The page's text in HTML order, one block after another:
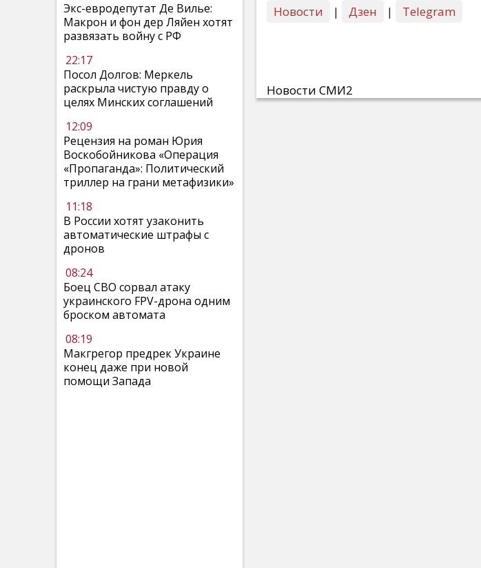
Экс-евродепутат Де Вилье:
Макрон и фон дер Ляйен хотят
развязать войну с РФ
22:17
Посол Долгов: Меркель
раскрыла чистую правду о
целях Минских соглашений
12:09
Рецензия на роман Юрия
Воскобойникова «Операция
«Пропаганда»: Политический
триллер на грани метафизики»
11:18
В России хотят узаконить
автоматические штрафы с
дронов
08:24
Боец СВО сорвал атаку
украинского FPV-дрона одним
броском автомата
08:19
Макгрегор предрек Украине
конец даже при новой
помощи Запада
Новости
| Дзен | Telegram
Новости СМИ2